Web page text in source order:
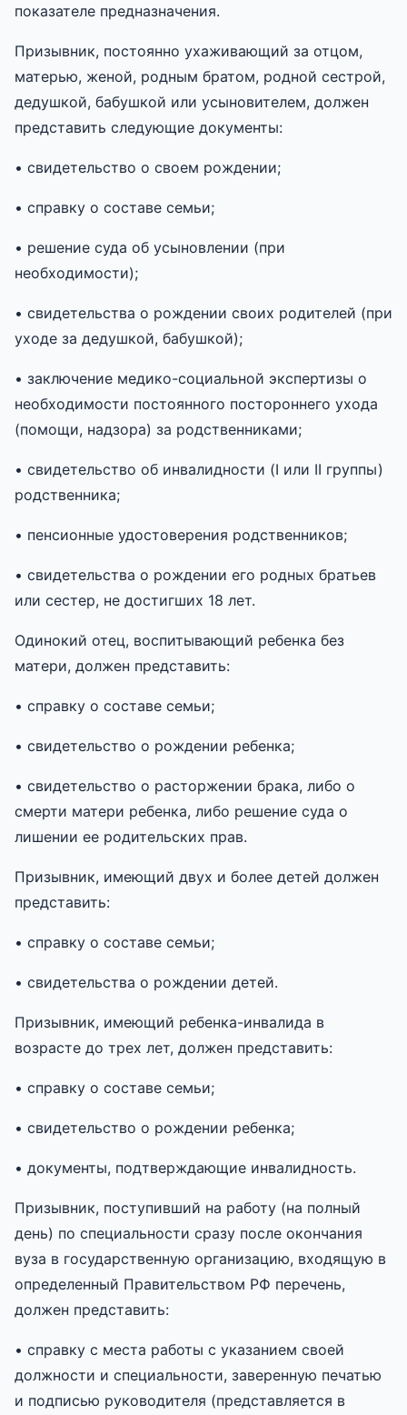
показателе предназначения.
Призывник, постоянно ухаживающий за отцом,
матерью, женой, родным братом, родной сестрой,
дедушкой, бабушкой или усыновителем, должен
представить следующие документы:
• свидетельство о своем рождении;
• справку о составе семьи;
• решение суда об усыновлении (при
необходимости);
• свидетельства о рождении своих родителей (при
уходе за дедушкой, бабушкой);
• заключение медико-социальной экспертизы о
необходимости постоянного постороннего ухода
(помощи, надзора) за родственниками;
• свидетельство об инвалидности (I или II группы)
родственника;
• пенсионные удостоверения родственников;
• свидетельства о рождении его родных братьев
или сестер, не достигших 18 лет.
Одинокий отец, воспитывающий ребенка без
матери, должен представить:
• справку о составе семьи;
• свидетельство о рождении ребенка;
• свидетельство о расторжении брака, либо о
смерти матери ребенка, либо решение суда о
лишении ее родительских прав.
Призывник, имеющий двух и более детей должен
представить:
• справку о составе семьи;
• свидетельства о рождении детей.
Призывник, имеющий ребенка-инвалида в
возрасте до трех лет, должен представить:
• справку о составе семьи;
• свидетельство о рождении ребенка;
• документы, подтверждающие инвалидность.
Призывник, поступивший на работу (на полный
день) по специальности сразу после окончания
вуза в государственную организацию, входящую в
определенный Правительством РФ перечень,
должен представить:
• справку с места работы с указанием своей
должности и специальности, заверенную печатью
и подписью руководителя (представляется в